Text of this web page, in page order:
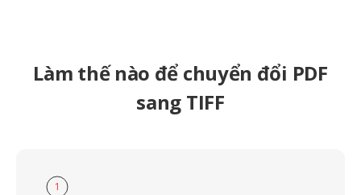
Làm thế nào để chuyển đổi PDF
sang TIFF
1